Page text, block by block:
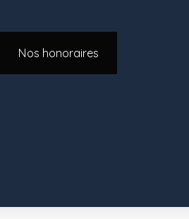
Nos honoraires